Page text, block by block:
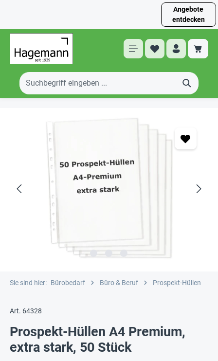
Angebote
entdecken
Sie sind hier: Bürobedarf Büro & Beruf Prospekt-Hüllen
Art. 64328
Prospekt-Hüllen A4 Premium,
extra stark, 50 Stück